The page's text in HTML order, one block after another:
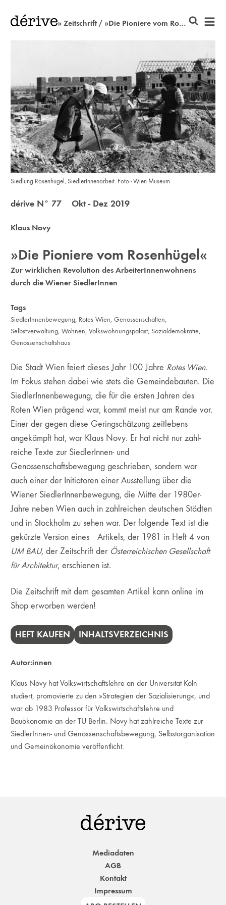
» Zeitschrift / »Die Pioniere vom Rosenhügel«
Siedlung Rosenhügel, SiedlerInnenarbeit. Foto - Wien Museum
dérive N° 77 Okt - Dez 2019
Klaus Novy
»Die Pioniere vom Rosenhügel«
Zur wirklichen Revolution des ArbeiterInnenwohnens
durch die Wiener SiedlerInnen
Tags
SiedlerInnenbewegung, Rotes Wien,Genossenschaften,
Selbstverwaltung,Wohnen,Volkswohnungspalast, Sozialdemokratie,
Genossenschaftshaus
Die Stadt Wien feiert dieses Jahr 100 Jahre Rotes Wien.
Im Fokus stehen dabei wie stets die Gemeindebauten. Die
SiedlerInnenbewegung, die für die ersten Jahren des
Roten Wien prägend war, kommt meist nur am Rande vor.
Einer der gegen diese Geringschätzung zeitlebens
angekämpft hat, war Klaus Novy. Er hat nicht nur zahl-
reiche Texte zur SiedlerInnen- und
Genossenschaftsbewegung geschrieben, sondern war
auch einer der Initiatoren einer Ausstellung über die
Wiener SiedlerInnenbewegung, die Mitte der 1980er-
Jahre neben Wien auch in zahlreichen deutschen Städten
und in Stockholm zu sehen war. Der folgende Text ist die
gekürzte Version eines Artikels, der 1981 in Heft 4 von
UM BAU, der Zeitschrift der Österreichischen Gesellschaft
für Architektur, erschienen ist.
Die Zeitschrift mit dem gesamten Artikel kann online im
Shop erworben werden!
HEFT KAUFEN INHALTSVERZEICHNIS
Autor:innen
Klaus Novy hat Volkswirtschaftslehre an der Universität Köln
studiert, promovierte zu den »Strategien der Sozialisierung«, und
war ab 1983 Professor für Volkswirtschaftslehre und
Bauökonomie an der TU Berlin. Novy hat zahlreiche Texte zur
SiedlerInnen- und Genossenschaftsbewegung, Selbstorganisation
und Gemeinökonomie veröffentlicht.
Mediadaten
AGB
Kontakt
Impressum